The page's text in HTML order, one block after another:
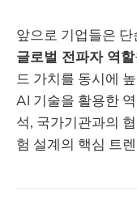
앞으로 기업들은
글로벌 전파자 역할
드 가치를 동시에
AI 기술을 활용한
석, 국가기관과의
험 설계의 핵심 트